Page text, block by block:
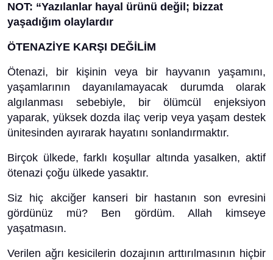
NOT: “Yazılanlar hayal ürünü değil; bizzat
yaşadığım olaylardır
ÖTENAZİYE KARŞI DEĞİLİM
Ötenazi, bir kişinin veya bir hayvanın yaşamını,
yaşamlarının dayanılamayacak durumda olarak
algılanması sebebiyle, bir ölümcül enjeksiyon
yaparak, yüksek dozda ilaç verip veya yaşam destek
ünitesinden ayırarak hayatını sonlandırmaktır.
Birçok ülkede, farklı koşullar altında yasalken, aktif
ötenazi çoğu ülkede yasaktır.
Siz hiç akciğer kanseri bir hastanın son evresini
gördünüz mü? Ben gördüm. Allah kimseye
yaşatmasın.
Verilen ağrı kesicilerin dozajının arttırılmasının hiçbir